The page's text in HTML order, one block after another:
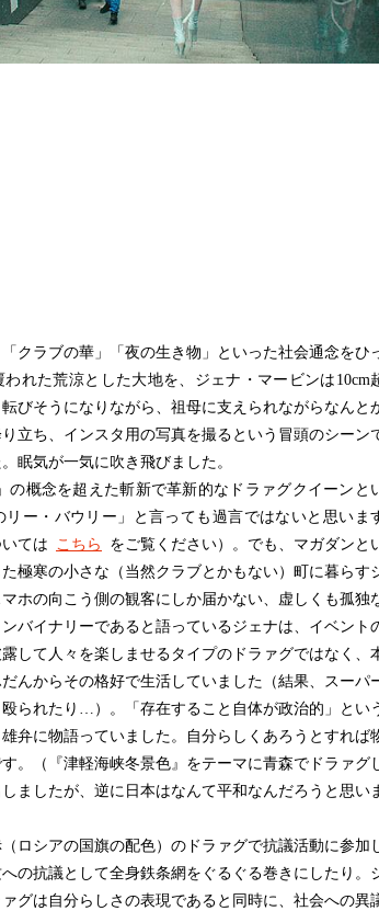
クラブの華」「夜の生き物」といった社会通念をひ
われた荒涼とした大地を、ジェナ・マービンは10cm
びそうになりながら、祖母に支えられながらなんと
立ち、インスタ用の写真を撮るという冒頭のシーン
眠気が一気に吹き飛びました。
の概念を超えた斬新で革新的なドラァグクイーンと
リー・バウリー」と言っても過言ではないと思いま
ては こちら
をご覧ください）。でも、マガダンと
極寒の小さな（当然クラブとかもない）町に暮らす
ホの向こう側の観客にしか届かない、虚しくも孤独
バイナリーであると語っているジェナは、イベント
して人々を楽しませるタイプのドラァグではなく、
んからその格好で生活していました（結果、スーパ
られたり…）。「存在すること自体が政治的」とい
弁に物語っていました。自分らしくあろうとすれば
。（『津軽海峡冬景色』をテーマに青森でドラァグ
ましたが、逆に日本はなんて平和なんだろうと思い
ロシアの国旗の配色）のドラァグで抗議活動に参加
の抗議として全身鉄条網をぐるぐる巻きにしたり。
グは自分らしさの表現であると同時に、社会への異